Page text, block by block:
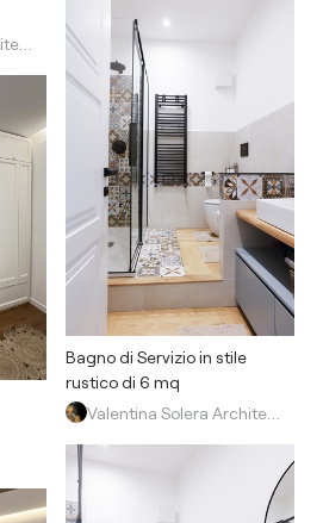
Bagno di Servizio in stile
rustico di 6 mq